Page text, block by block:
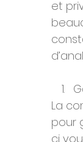
et
La
pour
ci